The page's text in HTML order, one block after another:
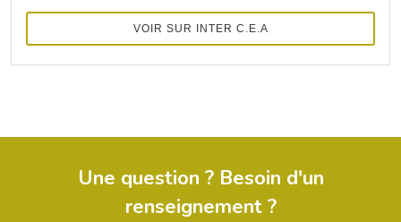
VOIR SUR INTER C.E.A
Une question ? Besoin d'un
renseignement ?